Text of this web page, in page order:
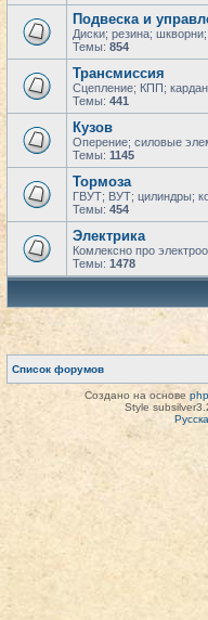
Подвеска и
Диски; резина;
Темы: 854
Трансмиссия
Сцепление; КПП;
Темы: 441
Кузов
Оперение; силовые
Темы: 1145
Тормоза
ГВУТ; ВУТ; цилиндры;
Темы: 454
Электрика
Комлексно про
Темы: 1478
Список форумов
Создано на основе
Style